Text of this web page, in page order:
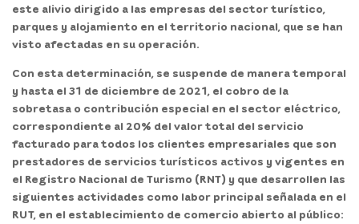
este alivio dirigido a las empresas del sector turístico,
parques y alojamiento en el territorio nacional, que se han
visto afectadas en su operación.
Con esta determinación, se suspende de manera temporal
y hasta el 31 de diciembre de 2021, el cobro de la
sobretasa o contribución especial en el sector eléctrico,
correspondiente al 20% del valor total del servicio
facturado para todos los clientes empresariales que son
prestadores de servicios turísticos activos y vigentes en
el Registro Nacional de Turismo (RNT) y que desarrollen las
siguientes actividades como labor principal señalada en el
RUT, en el establecimiento de comercio abierto al público: